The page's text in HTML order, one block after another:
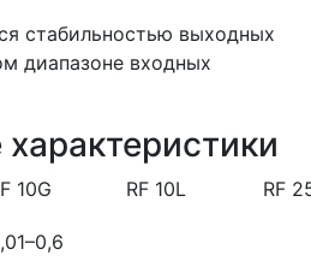
стабильностью выходных
диапазоне входных
10G RF 10L
RF